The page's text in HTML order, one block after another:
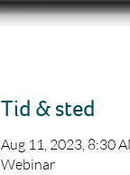
Tid & sted
Aug 11, 2023, 8:30
Webinar